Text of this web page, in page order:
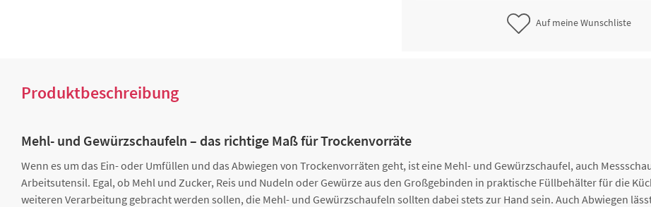
Auf meine Wunschliste
Produktbeschreibung
Mehl- und Gewürzschaufeln – das richtige Maß für Trockenvorräte
Wenn es um das Ein- oder Umfüllen und das Abwiegen von Trockenvorräten geht, ist eine Mehl- und Gewürzschaufel, auch
Arbeitsutensil. Egal, ob Mehl und Zucker, Reis und Nudeln oder Gewürze aus den Großgebinden in praktische Füllbehälter für die
weiteren Verarbeitung gebracht werden sollen, die Mehl- und Gewürzschaufeln sollten dabei stets zur Hand sein. Auch Abwiegen